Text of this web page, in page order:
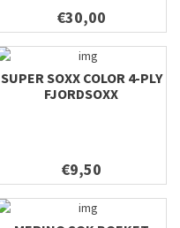
€30,00
SUPER SOXX COLOR 4-PLY
FJORDSOXX
€9,50